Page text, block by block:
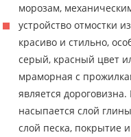
морозам,
устройство отмостки
красиво и стильно,
серый, красный цвет
мраморная с
является
насыпается слой
слой песка, покрытие